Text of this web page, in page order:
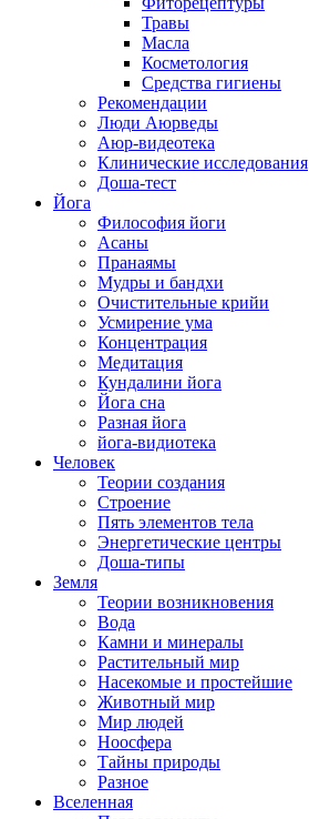
Травы
Масла
Косметология
Средства гигиены
Рекомендации
Люди Аюрведы
Аюр-видеотека
Клинические исследования
Доша-тест
Йога
Философия йоги
Асаны
Пранаямы
Мудры и бандхи
Очистительные крийи
Усмирение ума
Концентрация
Медитация
Кундалини йога
Йога сна
Разная йога
йога-видиотека
Человек
Теории создания
Строение
Пять элементов тела
Энергетические центры
Доша-типы
Земля
Теории возникновения
Вода
Камни и минералы
Растительный мир
Насекомые и простейшие
Животный мир
Мир людей
Ноосфера
Тайны природы
Разное
Вселенная